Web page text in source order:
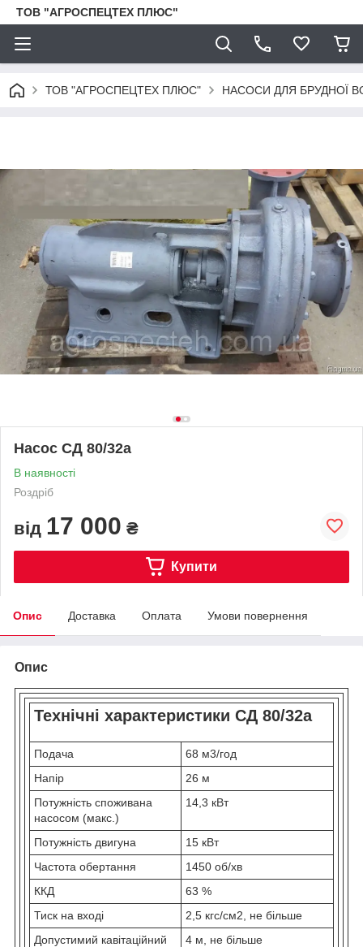
ТОВ "АГРОСПЕЦТЕХ ПЛЮС"
ТОВ "АГРОСПЕЦТЕХ ПЛЮС" НАСОСИ ДЛЯ БРУДНОЇ
Насос СД 80/32а
В наявності
Роздріб
від 17 000 ₴
Купити
Опис Доставка Оплата Умови повернення
Опис
Технічні характеристики СД 80/32а
Подача
68 м3/год
Напір
26 м
Потужність споживана
насосом (макс.)
14,3 кВт
Потужність двигуна
15 кВт
Частота обертання
1450 об/хв
ККД
63 %
Тиск на вході
2,5 кгс/см2, не більше
Допустимий кавітаційний
4 м, не більше